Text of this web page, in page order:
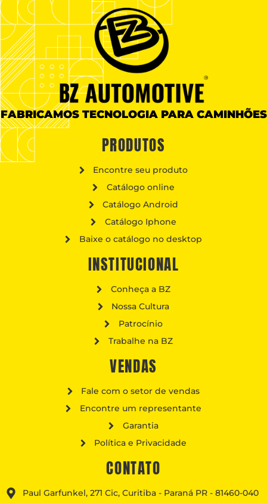
FABRICAMOS TECNOLOGIA PARA CAMINHÕES
PRODUTOS
Encontre seu produto
Catálogo online
Catálogo Android
Catálogo Iphone
Baixe o catálogo no desktop
INSTITUCIONAL
Conheça a BZ
Nossa Cultura
Patrocínio
Trabalhe na BZ
VENDAS
Fale com o setor de vendas
Encontre um representante
Garantia
Política e Privacidade
CONTATO
Paul Garfunkel, 271 Cic, Curitiba - Paraná PR - 81460-040